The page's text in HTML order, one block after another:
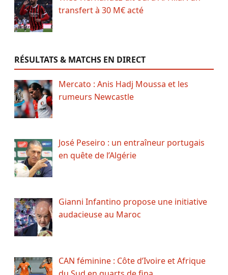
transfert à 30 M€ acté
RÉSULTATS & MATCHS EN DIRECT
Mercato : Anis Hadj Moussa et les
rumeurs Newcastle
José Peseiro : un entraîneur portugais
en quête de l’Algérie
Gianni Infantino propose une initiative
audacieuse au Maroc
CAN féminine : Côte d’Ivoire et Afrique